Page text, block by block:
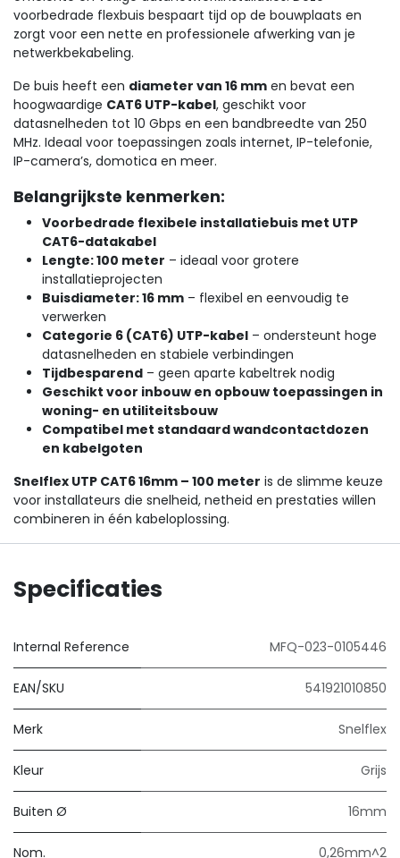
voorbedrade flexbuis bespaart tijd op de bouwplaats en
zorgt voor een nette en professionele afwerking van je
netwerkbekabeling.
De buis heeft een diameter van 16 mm en bevat een
hoogwaardige CAT6 UTP-kabel, geschikt voor
datasnelheden tot 10 Gbps en een bandbreedte van 250
MHz. Ideaal voor toepassingen zoals internet, IP-telefonie,
IP-camera’s, domotica en meer.
Belangrijkste kenmerken:
Voorbedrade flexibele installatiebuis met UTP
CAT6-datakabel
Lengte: 100 meter – ideaal voor grotere
installatieprojecten
Buisdiameter: 16 mm – flexibel en eenvoudig te
verwerken
Categorie 6 (CAT6) UTP-kabel – ondersteunt hoge
datasnelheden en stabiele verbindingen
Tijdbesparend – geen aparte kabeltrek nodig
Geschikt voor inbouw en opbouw toepassingen in
woning- en utiliteitsbouw
Compatibel met standaard wandcontactdozen
en kabelgoten
Snelflex UTP CAT6 16mm – 100 meter is de slimme keuze
voor installateurs die snelheid, netheid en prestaties willen
combineren in één kabeloplossing.
Specificaties
Internal Reference MFQ-023-0105446
EAN/SKU 541921010850
Merk Snelflex
Kleur Grijs
Buiten Ø 16mm
Nom.
0,26mm^2